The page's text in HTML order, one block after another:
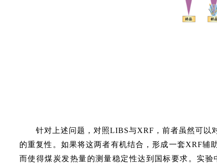
针对上述问题，对照LIBS与XRF，前者虽然可以
的重复性。如果将这两者有机结合，形成一套XRF
而使得煤炭发热量的测量稳定性达到国标要求。实